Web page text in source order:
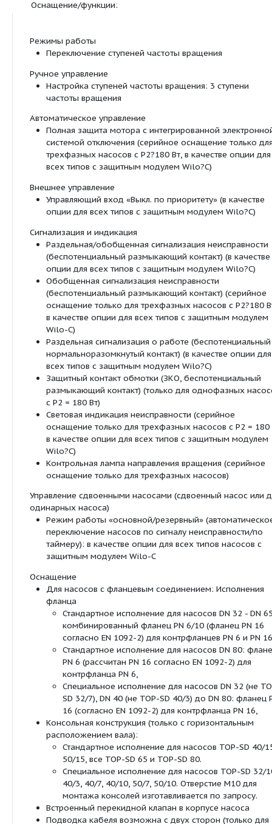
7
Номинальный напор [м] при подаче
Особенности/преимущества продукции:
Используются в системах отопления и
охлаждения/кондиционирования от -20 °C
(TOP-SD 80/15 и TOP-SD 80/20 от -20 °C до
Сдвоенные насосы для режима работы
резервный» или режима параллельной
насосов.
Ручная регулировка мощности с 3 ступенями
вращения
Корпус насоса с катафорезным покрытием
защиты от коррозии при образовании
Несложная установка благодаря
фланцу PN 6/PN 10 ( DN 32 до DN 65)
Технические характеристики:
Допустимый диапазон температур от -20 °C
кратковременно (2 ч) до +140 °C (TOP-SD 80/
80/20 и насосы с защитным модулем Wilo:
+110 °C)
Подключение к сети:
1~230 В, 50 Гц (в зависимости от типа)
3~230 В, 50 Гц (в качестве опции со
переключения)
Класс защиты IP X4D
Резьбовое? или фланцевое соединение (в
от типа) Rp 1? до DN 80
Макс. рабочее давление при стандартном
6/10 бар или 6 бар (специальное
16 бар)
Оснащение/функции:
Режимы работы
Переключение ступеней частоты вращения
Ручное управление
Настройка ступеней частоты вращения: 3
частоты вращения
Автоматическое управление
Полная защита мотора с интегрированной
системой отключения (серийное оснащение
трехфазных насосов с P2?180 Вт, в качестве
всех типов с защитным модулем Wilo?C)